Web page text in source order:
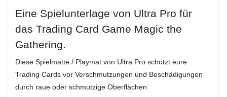
Eine Spielunterlage von Ultra Pro für
das Trading Card Game Magic the
Gathering.
Diese Spielmatte / Playmat von Ultra Pro schützt eure
Trading Cards vor Verschmutzungen und Beschädigungen
durch raue oder schmutzige Oberflächen.